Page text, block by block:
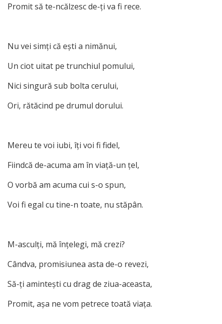
Promit să te-ncălzesc de-ţi va fi rece.
Nu vei simţi că eşti a nimănui,
Un ciot uitat pe trunchiul pomului,
Nici singură sub bolta cerului,
Ori, rătăcind pe drumul dorului.
Mereu te voi iubi, îţi voi fi fidel,
Fiindcă de-acuma am în viaţă-un ţel,
O vorbă am acuma cui s-o spun,
Voi fi egal cu tine-n toate, nu stăpân.
M-asculţi, mă înţelegi, mă crezi?
Cândva, promisiunea asta de-o revezi,
Să-ţi aminteşti cu drag de ziua-aceasta,
Promit, aşa ne vom petrece toată viaţa.